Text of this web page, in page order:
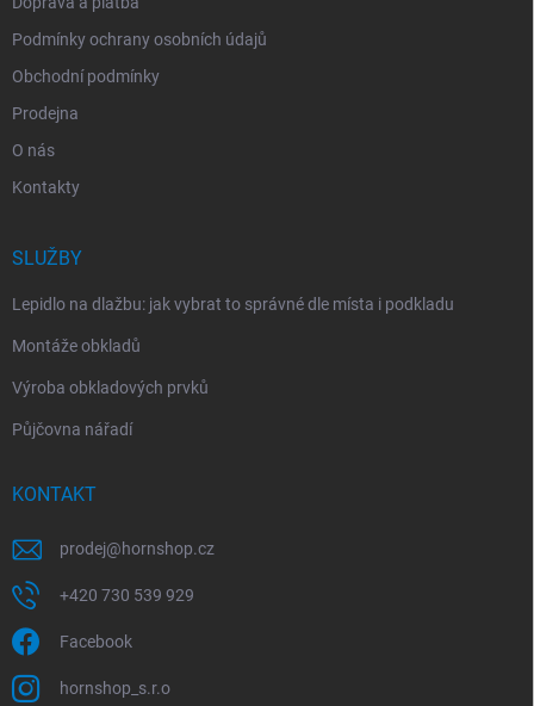
Podmínky ochrany osobních údajů
Obchodní podmínky
Prodejna
O nás
Kontakty
SLUŽBY
Lepidlo na dlažbu: jak vybrat to správné dle místa i podkladu
Montáže obkladů
Výroba obkladových prvků
Půjčovna nářadí
KONTAKT
prodej@hornshop.cz
+420 730 539 929
Facebook
hornshop_s.r.o